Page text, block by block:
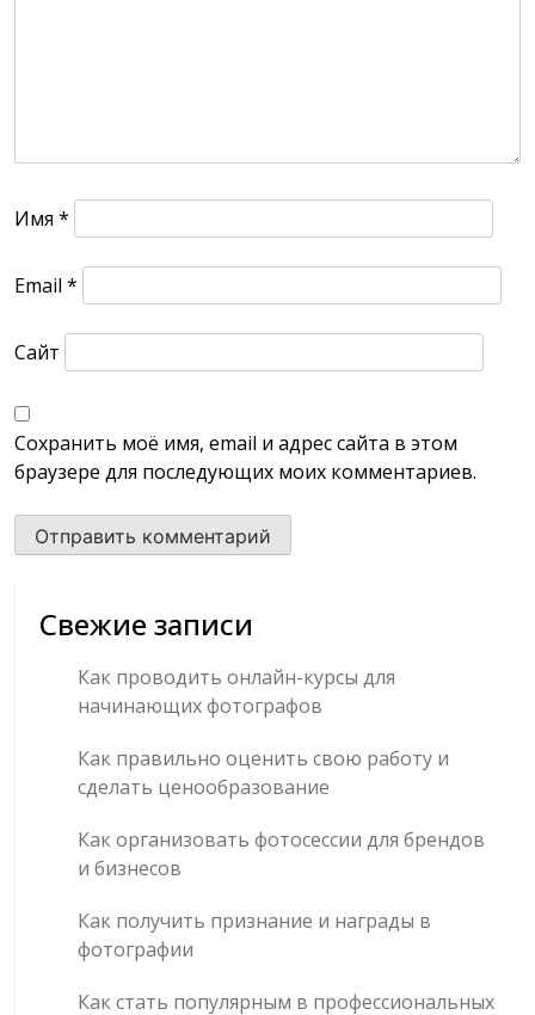
Имя *
Email *
Сайт
Сохранить моё имя, email и адрес сайта в этом
браузере для последующих моих комментариев.
Свежие записи
Как проводить онлайн-курсы для
начинающих фотографов
Как правильно оценить свою работу и
сделать ценообразование
Как организовать фотосессии для брендов
и бизнесов
Как получить признание и награды в
фотографии
Как стать популярным в профессиональных